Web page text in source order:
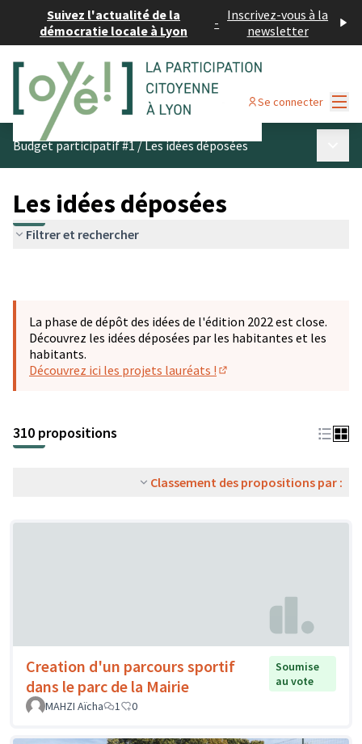
Suivez l'actualité de la
démocratie locale à Lyon
- Inscrivez-vous à la
newsletter
Se connecter
Budget participatif #1/Les idées déposées
Les idées déposées
Filtrer et rechercher
La phase de dépôt des idées de l'édition 2022 est close.
Découvrez les idées déposées par les habitantes et les
habitants.
Découvrez ici les projets lauréats !
310 propositions
Classement des propositions par :
Creation d'un parcours sportif
dans le parc de la Mairie
Soumise
au vote
MAHZI Aïcha
1 0